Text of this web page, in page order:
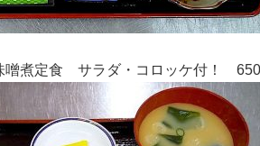
噌煮定食 サラダ・コロッケ付！